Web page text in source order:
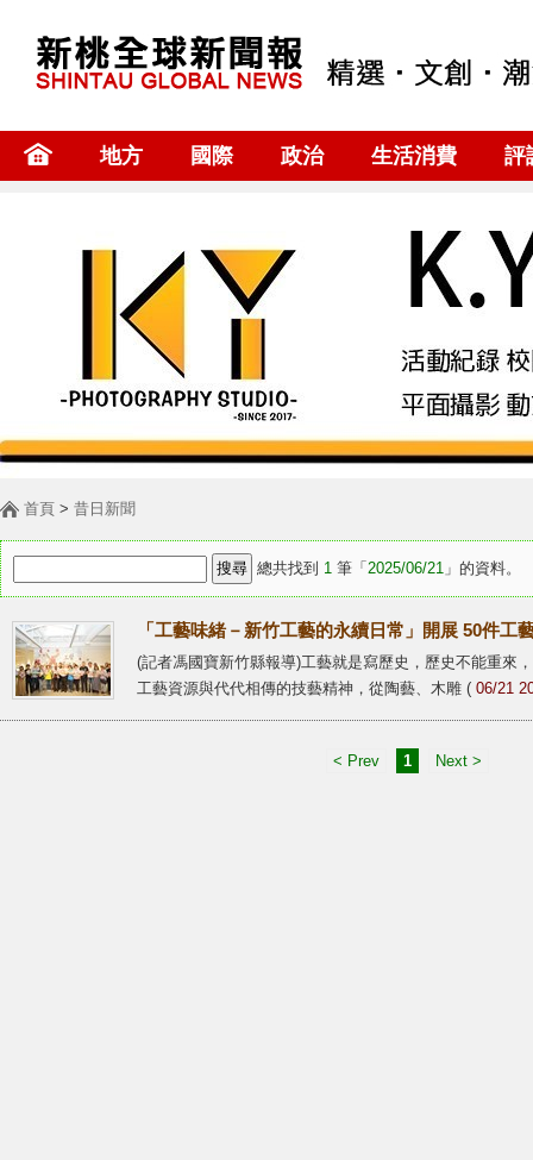
地方 國際 政治 生活消費 評
首頁 > 昔日新聞
總共找到 1 筆「 2025/06/21 」的資料。
「工藝味緒－新竹工藝的永續日常」開展 50件工
(記者馮國寶新竹縣報導)工藝就是寫歷史，歷史不能重來
工藝資源與代代相傳的技藝精神，從陶藝、木雕 ( 06/21
< Prev 1 Next >